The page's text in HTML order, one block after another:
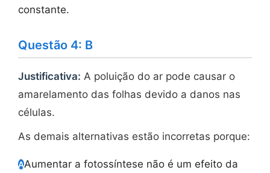
constante.
Questão 4: B
Justificativa: A poluição do ar pode causar o
amarelamento das folhas devido a danos nas
células.
As demais alternativas estão incorretas porque:
AAumentar a fotossíntese não é um efeito da